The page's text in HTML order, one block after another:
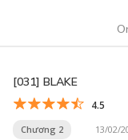
[031] BLAKE
4.5
Chương 2 13/02/